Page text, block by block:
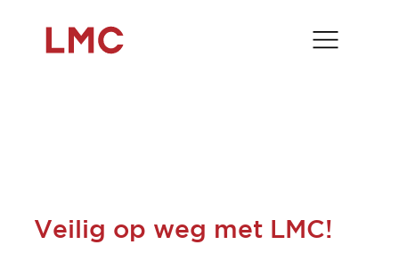
Veilig op weg met LMC!